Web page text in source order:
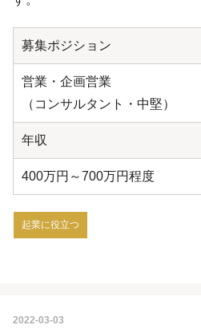
募集ポジション
営業・企画営業
（コンサルタント・中堅）
年収
400万円～700万円程度
起業に役立つ
2022-03-03